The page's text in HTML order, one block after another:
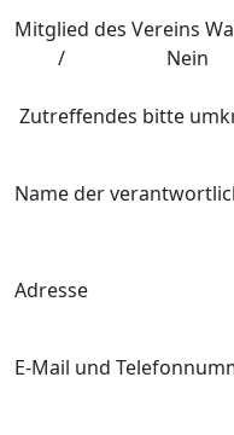
Mitglied des
/ Nein
Zutreffendes bitte
Name der
Adresse
E-Mail und